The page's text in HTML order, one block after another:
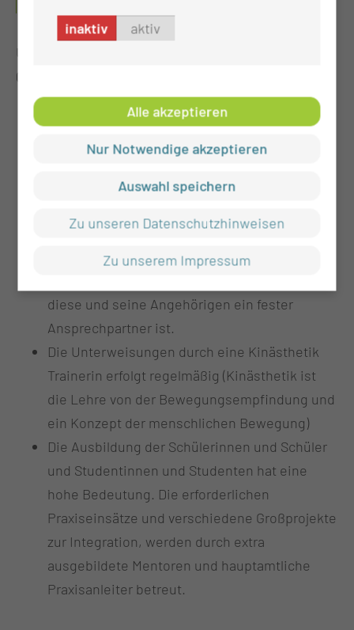
Qualifikationen und Professionen zusammen:
Besonders geschultes Pflegepersonal für
Die Weiterbildung zur Primärpflegekraft,
bedeutet für die Betreuung und Organisation
Patienten, dass von der Aufnahme bis zur
Entlassung die Verantwortung in die Hände
diese und seine Angehörigen ein fester
Ansprechpartner ist.
Die Unterweisungen durch eine Kinästhetik
Trainerin erfolgt regelmäßig (Kinästhetik ist
die Lehre von der Bewegungsempfindung und
ein Konzept der menschlichen Bewegung)
Die Ausbildung der Schülerinnen und Schüler
und Studentinnen und Studenten hat eine
hohe Bedeutung. Die erforderlichen
Praxiseinsätze und verschiedene Großprojekte
zur Integration, werden durch extra
ausgebildete Mentoren und hauptamtliche
Praxisanleiter betreut.
inaktiv aktiv
Alle akzeptieren
Nur Notwendige akzeptieren
Auswahl speichern
Zu unseren Datenschutzhinweisen
Zu unserem Impressum